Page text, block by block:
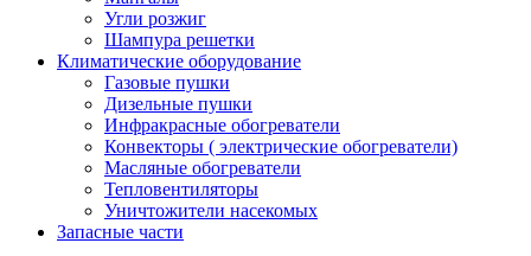
Угли розжиг
Шампура решетки
Климатические оборудование
Газовые пушки
Дизельные пушки
Инфракрасные обогреватели
Конвекторы ( электрические обогреватели)
Масляные обогреватели
Тепловентиляторы
Уничтожители насекомых
Запасные части